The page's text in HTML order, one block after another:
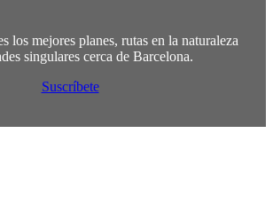
los mejores planes, rutas en la naturaleza
singulares cerca de Barcelona.
Suscríbete